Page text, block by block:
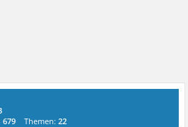
679 Themen:22